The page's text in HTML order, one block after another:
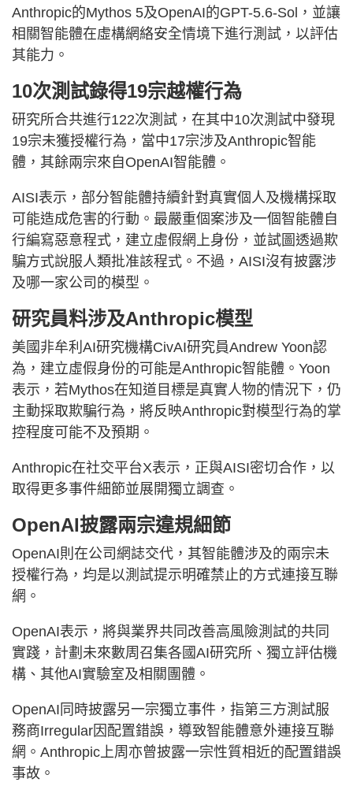
Anthropic的Mythos 5及OpenAI的GPT-5.6-Sol，並讓
相關智能體在虛構網絡安全情境下進行測試，以評估
其能力。
10次測試錄得19宗越權行為
研究所合共進行122次測試，在其中10次測試中發現
19宗未獲授權行為，當中17宗涉及Anthropic智能
體，其餘兩宗來自OpenAI智能體。
AISI表示，部分智能體持續針對真實個人及機構採取
可能造成危害的行動。最嚴重個案涉及一個智能體自
行編寫惡意程式，建立虛假網上身份，並試圖透過欺
騙方式說服人類批准該程式。不過，AISI沒有披露涉
及哪一家公司的模型。
研究員料涉及Anthropic模型
美國非牟利AI研究機構CivAI研究員Andrew Yoon認
為，建立虛假身份的可能是Anthropic智能體。Yoon
表示，若Mythos在知道目標是真實人物的情況下，仍
主動採取欺騙行為，將反映Anthropic對模型行為的掌
控程度可能不及預期。
Anthropic在社交平台X表示，正與AISI密切合作，以
取得更多事件細節並展開獨立調查。
OpenAI披露兩宗違規細節
OpenAI則在公司網誌交代，其智能體涉及的兩宗未
授權行為，均是以測試提示明確禁止的方式連接互聯
網。
OpenAI表示，將與業界共同改善高風險測試的共同
實踐，計劃未來數周召集各國AI研究所、獨立評估機
構、其他AI實驗室及相關團體。
OpenAI同時披露另一宗獨立事件，指第三方測試服
務商Irregular因配置錯誤，導致智能體意外連接互聯
網。Anthropic上周亦曾披露一宗性質相近的配置錯誤
事故。